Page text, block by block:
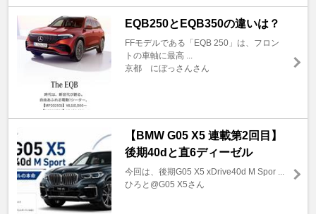
EQB250とEQB350の違いは？
FFモデルである「EQB 250」は、フロン
トの車軸に最高 ...
京都 にぼっさんさん
【BMW G05 X5 連載第2回目】
後期40dと直6ディーゼル
今回は、後期G05 X5 xDrive40d M Spor ...
ひろと@G05 X5さん